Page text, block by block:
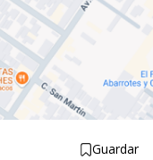
Guardar